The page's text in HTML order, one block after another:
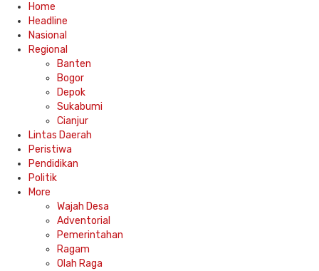
Home
Headline
Nasional
Regional
Banten
Bogor
Depok
Sukabumi
Cianjur
Lintas Daerah
Peristiwa
Pendidikan
Politik
More
Wajah Desa
Adventorial
Pemerintahan
Ragam
Olah Raga